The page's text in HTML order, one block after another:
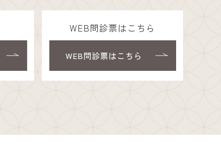
WEB問診票はこちら
WEB問診票はこちら